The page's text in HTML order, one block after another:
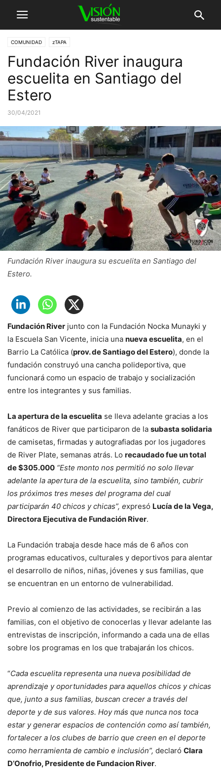
COMUNIDAD zTAPA
Fundación River inaugura
escuelita en Santiago del
Estero
30/04/2021
Fundación River inaugura su escuelita en Santiago del
Estero.
Fundación River junto con la Fundación Nocka Munayki y
la Escuela San Vicente, inicia una nueva escuelita, en el
Barrio La Católica (prov. de Santiago del Estero), donde la
fundación construyó una cancha polideportiva, que
funcionará como un espacio de trabajo y socialización
entre los integrantes y sus familias.
La apertura de la escuelita se lleva adelante gracias a los
fanáticos de River que participaron de la subasta solidaria
de camisetas, firmadas y autografiadas por los jugadores
de River Plate, semanas atrás. Lo recaudado fue un total
de $305.000 “Este monto nos permitió no solo llevar
adelante la apertura de la escuelita, sino también, cubrir
los próximos tres meses del programa del cual
participarán 40 chicos y chicas”, expresó Lucía de la Vega,
Directora Ejecutiva de Fundación River.
La Fundación trabaja desde hace más de 6 años con
programas educativos, culturales y deportivos para alentar
el desarrollo de niños, niñas, jóvenes y sus familias, que
se encuentran en un entorno de vulnerabilidad.
Previo al comienzo de las actividades, se recibirán a las
familias, con el objetivo de conocerlas y llevar adelante las
entrevistas de inscripción, informando a cada una de ellas
sobre los programas en los que trabajarán los chicos.
“Cada escuelita representa una nueva posibilidad de
aprendizaje y oportunidades para aquellos chicos y chicas
que, junto a sus familias, buscan crecer a través del
deporte y de sus valores. Hoy más que nunca nos toca
estar y generar espacios de contención como así también,
fortalecer a los clubes de barrio que creen en el deporte
como herramienta de cambio e inclusión”, declaró Clara
D’Onofrio, Presidente de Fundacion River.